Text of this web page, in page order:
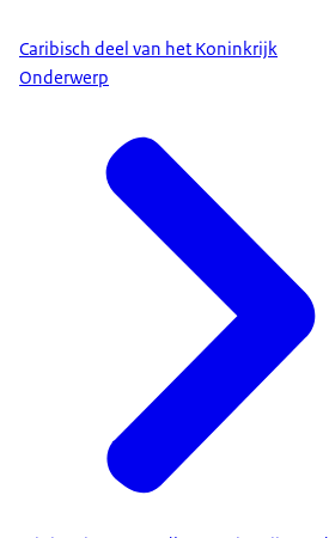
Caribisch deel van het Koninkrijk
Onderwerp